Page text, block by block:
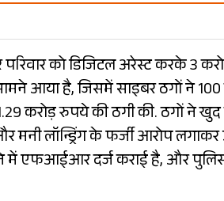
को डिजिटल अरेस्ट करके 3
आया है, जिसमें साइबर ठगों ने
करोड़ रुपये की ठगी की. ठगों ने
मनी लॉन्ड्रिंग के फर्जी आरोप
में एफआईआर दर्ज कराई है, और